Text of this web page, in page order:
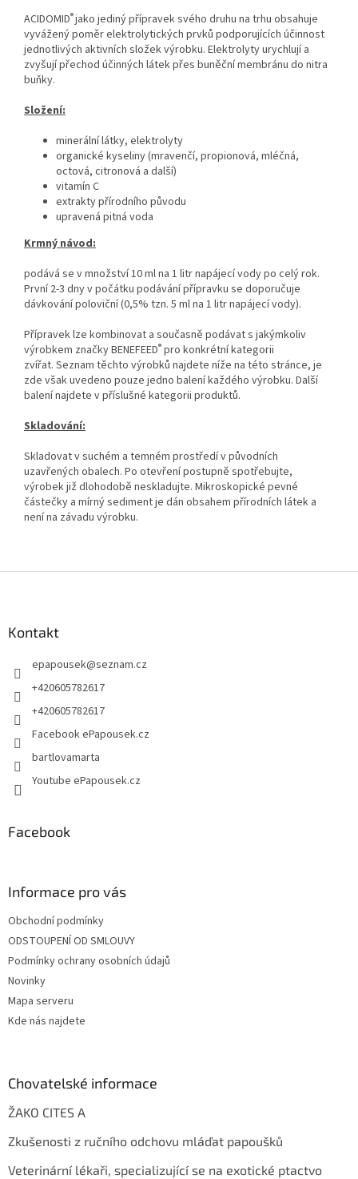
ACIDOMID®jako jediný přípravek svého druhu na trhu obsahuje
vyvážený poměr elektrolytických prvků podporujících účinnost
jednotlivých aktivních složek výrobku. Elektrolyty urychlují a
zvyšují přechod účinných látek přes buněční membránu do nitra
buňky.
Složení:
minerální látky, elektrolyty
organické kyseliny (mravenčí, propionová, mléčná,
octová, citronová a další)
vitamín C
extrakty přírodního původu
upravená pitná voda
Krmný návod:
podává se v množství 10 ml na 1 litr napájecí vody po celý rok.
První 2-3 dny v počátku podávání přípravku se doporučuje
dávkování poloviční (0,5% tzn. 5 ml na 1 litr napájecí vody).
Přípravek lze kombinovat a současně podávat s jakýmkoliv
výrobkem značky BENEFEED® pro konkrétní kategorii
zvířat. Seznam těchto výrobků najdete níže na této stránce, je
zde však uvedeno pouze jedno balení každého výrobku. Další
balení najdete v příslušné kategorii produktů.
Skladování:
Skladovat v suchém a temném prostředí v původních
uzavřených obalech. Po otevření postupně spotřebujte,
výrobek již dlohodobě neskladujte. Mikroskopické pevné
částečky a mírný sediment je dán obsahem přírodních látek a
není na závadu výrobku.
Kontakt
epapousek@seznam.cz
+420605782617
+420605782617
Facebook ePapousek.cz
bartlovamarta
Youtube ePapousek.cz
Facebook
Informace pro vás
Obchodní podmínky
ODSTOUPENÍ OD SMLOUVY
Podmínky ochrany osobních údajů
Novinky
Mapa serveru
Kde nás najdete
Chovatelské informace
ŽAKO CITES A
Zkušenosti z ručního odchovu mláďat papoušků
Veterinární lékaři, specializující se na exotické ptactvo